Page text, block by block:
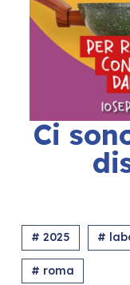
Ci
# 2025 #
# roma